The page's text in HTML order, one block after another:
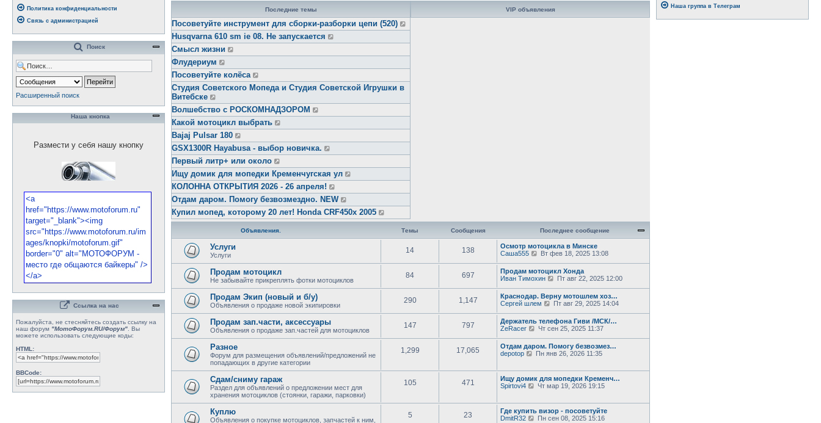
Последние темы
Посоветуйте инструмент для сборки-разборки цепи (520)
Husqvarna 610 sm ie 08. Не запускается
Смысл жизни
Флудериум
Посоветуйте колёса
Студия Советского Мопеда и Студия Советской Игрушки в
Витебске
Волшебство с РОСКОМНАДЗОРОМ
Какой мотоцикл выбрать
Bajaj Pulsar 180
GSX1300R Hayabusa - выбор новичка.
Первый литр+ или около
Ищу домик для мопедки Кременчугская ул
КОЛОННА ОТКРЫТИЯ 2026 - 26 апреля!
Отдам даром. Помогу безвозмездно. NEW
Купил мопед, которому 20 лет! Honda CRF450x 2005
VIP объявления
Объявления. Темы Сообщения Последнее сообщение
Услуги
Услуги
14 138
Осмотр мотоцикла в Минске
Саша555
П
е
й
т
и
к
о
с
л
е
д
н
м
у
с
щ
е
Вт фев 18, 2025 13:08
Продам мотоцикл
Не забывайте прикреплять фотки мотоциклов
84 697
Продам мотоцикл Хонда
Иван Тимохин
П
е
й
т
и
к
о
с
л
д
н
е
у
с
о
Пт авг 22, 2025 12:00
Продам Экип (новый и б/у)
Объявления о продаже новой экипировки
290 1,147
Краснодар. Верну мотошлем хоз…
Сергей шлем
П
е
й
т
и
к
с
л
е
н
е
м
Пт авг 29, 2025 14:04
Продам зап.части, аксессуары
Объявления о продаже зап.частей для мотоциклов
147 797
Держатель телефона Гиви /МСК/…
ZeRacer
П
е
й
и
к
п
л
е
Чт сен 25, 2025 11:37
Разное
Форум для размещения объявлений/предложений не
попадающих в другие категории
1,299 17,065
Отдам даром. Помогу безвозмез…
depotop
П
й
т
к
п
о
Пн янв 26, 2026 11:35
Сдам/сниму гараж
Раздел для объявлений о предложении мест для
хранения мотоциклов (стоянки, гаражи, парковки)
105 471
Ищу домик для мопедки Кременч…
Spirtovi4
П
й
Чт мар 19, 2026 19:15
Куплю
Объявления о покупке мотоциклов, запчастей к ним,
5 23
Где купить визор - посоветуйте
DmitR32
ППн сен 08, 2025 15:16
Политика конфиденциальности
Связь с администрацией
Поиск
Расширенный поиск
Наша кнопка
Размести у себя нашу кнопку
Ссылка на нас
Пожалуйста, не стесняйтесь создать ссылку на
наш форум "МотоФорум.RU/Форум" . Вы
можете использовать следующие коды:
HTML:
BBCode:
Наша группа в Телеграм